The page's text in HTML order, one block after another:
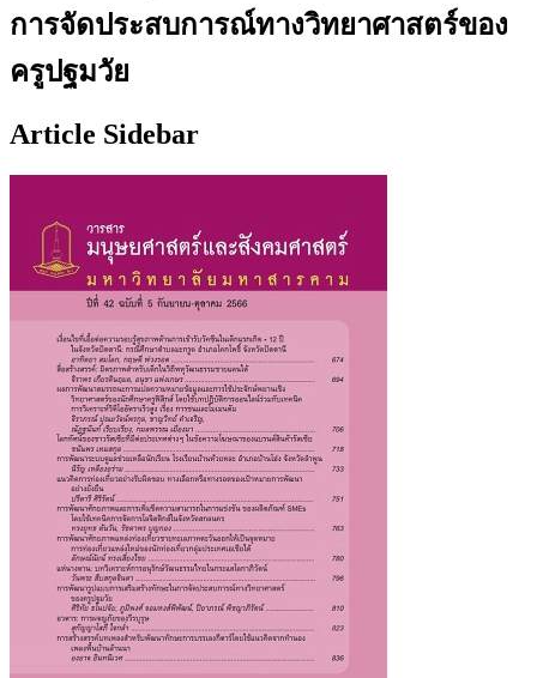
การจัดประสบการณ์ทางวิทยาศาสตร์ของ
ครูปฐมวัย
Article Sidebar